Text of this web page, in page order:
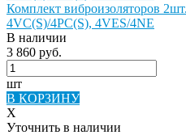
Комплект виброизоляторов
4VC(S)/4PC(S), 4VES/4NE
В наличии
3 860 руб.
шт
В КОРЗИНУ
X
Уточнить в наличии